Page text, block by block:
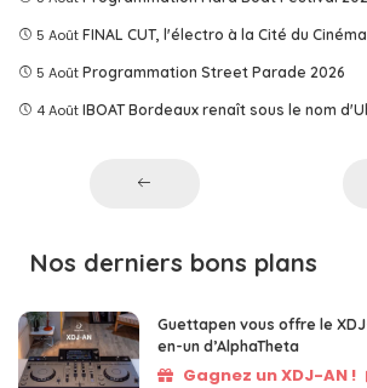
5 Août FINAL CUT, l'électro à la Cité du Cinéma
5 Août Programmation Street Parade 2026
4 Août IBOAT Bordeaux renaît sous le nom
Nos derniers bons plans
Guettapen vous offre le
en-un d’AlphaTheta
Gagnez un XDJ-AN !